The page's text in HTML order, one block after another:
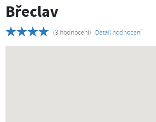
Břeclav
(3 hodnocení) Detail hodnocení